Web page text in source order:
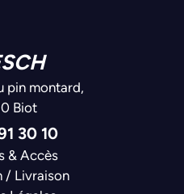
pin montard,
Biot
30 10
& Accès
/ Livraison